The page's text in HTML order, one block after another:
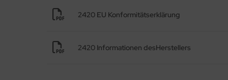
2420 EU Konformitätserklärung
2420 Informationen desHerstellers